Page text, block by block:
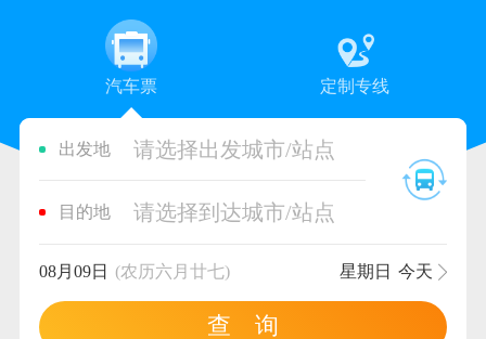
汽车票 定制专线
出发地 请选择出发城市/站点
目的地 请选择到达城市/站点
08月09日 (农历六月廿七) 星期日 今天
查 询